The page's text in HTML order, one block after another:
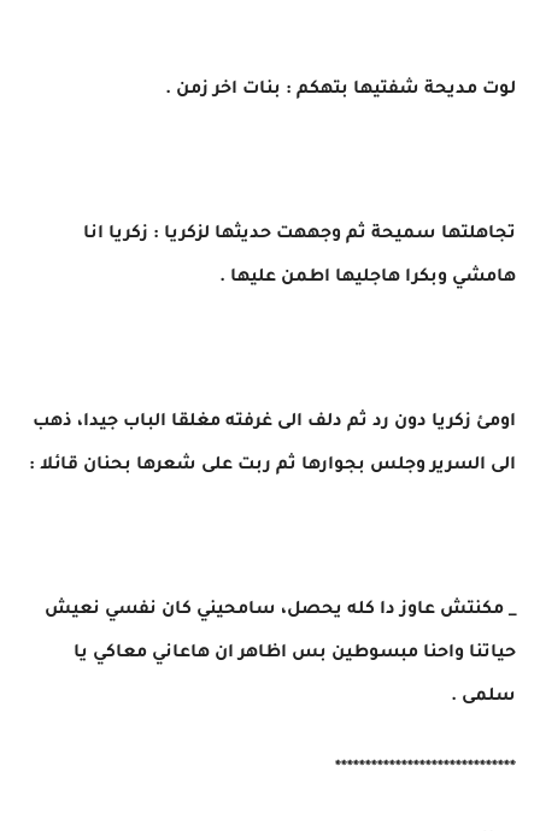
لوت مديحة شفتيها بتهكم : بنات اخر زمن .
تجاهلتها سميحة ثم وجههت حديثها لزكريا : زكريا انا
هامشي وبكرا هاجليها اطمن عليها .
اومئ زكريا دون رد ثم دلف الى غرفته مغلقا الباب جيدا، ذهب
الى السرير وجلس بجوارها ثم ربت على شعرها بحنان قائلا :
_ مكنتش عاوز دا كله يحصل، سامحيني كان نفسي نعيش
حياتنا واحنا مبسوطين بس اظاهر ان هاعاني معاكي يا
سلمى .
******************************